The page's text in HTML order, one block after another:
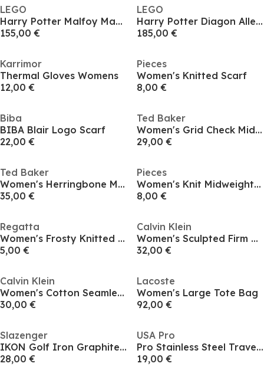
LEGO
Harry Potter Malfoy Manor Building Toy 76453
155,00 €
LEGO
Harry Potter Diagon Alley Wizarding Shops 76444
185,00 €
Karrimor
Thermal Gloves Womens
12,00 €
Pieces
Women's Knitted Scarf
8,00 €
Biba
BIBA Blair Logo Scarf
22,00 €
Ted Baker
Women's Grid Check Midweight Scarf
29,00 €
Ted Baker
Women's Herringbone Midweight Scarf
35,00 €
Pieces
Women's Knit Midweight Scarf
8,00 €
Regatta
Women's Frosty Knitted Scarf
5,00 €
Calvin Klein
Women's Sculpted Firm Mesh Brief Shapewear
32,00 €
Calvin Klein
Women's Cotton Seamless Brief Shapewear Underwear
30,00 €
Lacoste
Women's Large Tote Bag
92,00 €
Slazenger
IKON Golf Iron Graphite Shaft Club Womens
28,00 €
USA Pro
Pro Stainless Steel Travel Cup
19,00 €